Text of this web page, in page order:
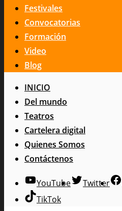
Festivales
Convocatorias
Formación
Video
Blog
INICIO
Del mundo
Teatros
Cartelera digital
Quienes Somos
Contáctenos
YouTube Twitter
TikTok